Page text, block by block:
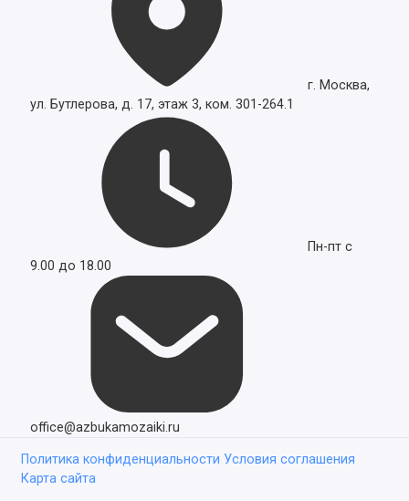
г. Москва,
ул. Бутлерова, д. 17, этаж 3, ком. 301-264.1
Пн-пт с
9.00 до 18.00
office@azbukamozaiki.ru
Политика конфиденциальности Условия соглашения
Карта сайта